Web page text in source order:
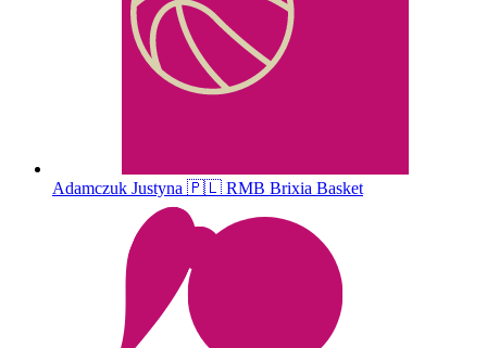
Adamczuk Justyna 🇵🇱 RMB Brixia Basket